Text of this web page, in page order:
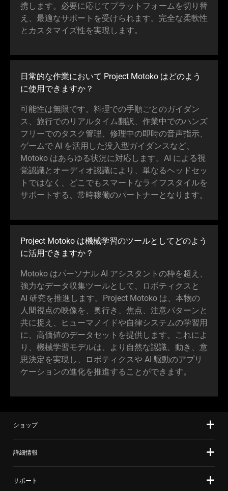
携します。必要に応じてプラットフォームを切り替
え、最適なサポートを受けられます。完全な柔軟性
とカスタマイズ性を実現し ます。
日常的な作業において Project Motoko はどのよう
に使用できま すか ？
可能性は無限です。料理での手順ごとのガイダン
ス、旅行でのリアルタイム翻訳、作業中でのハンズ
フリーでのタスク管理、修理中の即時の音声指示、
ゲームで AI を活用した没入型ガイダンスなど、
Motoko はあらゆる状況に対応します。AI による視
覚認識とオーディオ認識により、単なるヘッドセッ
トではなく、どこでもスマートなライフスタイルを
サポートする、常時稼働のパートナーとなり ます。
Project Motoko は機械学習のツールとしてどのよう
に活用できま すか ？
Motoko はパーソナル AI アシスタントの枠を超え、
強力なデータ収集ツールとして、ロボティクスと
AI 研究を推進します。Project Motoko は、本物の
人間視点の映像を、奥行き、焦点、注意パターンと
共に捉え、ヒューマノイドや自律システムの学習用
に、高価値のデータセットを提供します。これによ
り、機械学習モデルは、より自然な認識、動き、意
思決定を実現し、ロボティクスや AI 駆動のアプリ
ケーションの進化を推進することができ ます。
ショップ
詳細情報
サポート